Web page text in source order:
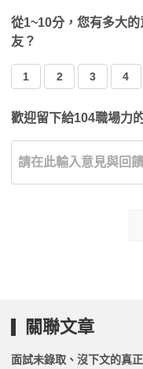
從1~10分，您有多大
友？
1 2 3 4
歡迎留下給104職場力
關聯文章
面試未錄取、沒下文的真